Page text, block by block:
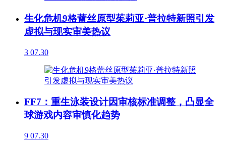
生化危机9格蕾丝原型茱莉亚·普拉特新照引发
虚拟与现实审美热议
3 07.30
FF7：重生泳装设计因审核标准调整，凸显全
球游戏内容审慎化趋势
9 07.30